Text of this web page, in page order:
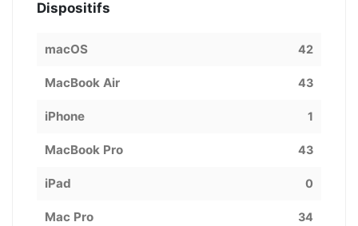
Dispositifs
macOS 42
MacBook Air 43
iPhone 1
MacBook Pro 43
iPad 0
Mac Pro 34